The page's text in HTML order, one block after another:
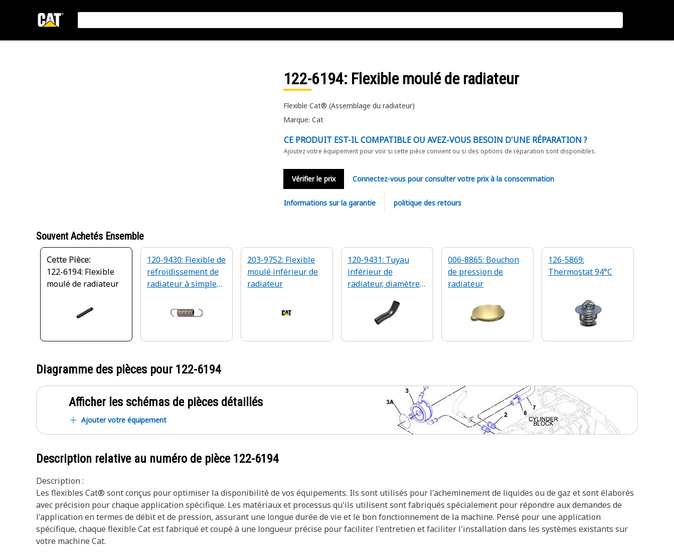
122-6194: Flexible moulé de radiateur
Flexible Cat® (Assemblage du radiateur)
Marque: Cat
CE PRODUIT EST-IL COMPATIBLE OU AVEZ-VOUS BESOIN D'UNE RÉPARATION ?
Ajoutez votre équipement pour voir si cette pièce convient ou si des options de réparation sont disponibles.
Vérifier le prix Connectez-vous pour consulter votre prix à la consommation
Informations sur la garantie politique des retours
Souvent Achetés Ensemble
Cette Pièce:
122-6194: Flexible
moulé de radiateur
120-9430: Flexible de
refroidissement de
radiateur à simple
203-9752: Flexible
moulé inférieur de
radiateur
120-9431: Tuyau
inférieur de
radiateur, diamètre
006-8865: Bouchon
de pression de
radiateur
126-5869:
Thermostat 94°C
Diagramme des pièces pour 122-6194
Afficher les schémas de pièces détaillés
Ajouter votre équipement
Description relative au numéro de pièce 122-6194
Description :
Les flexibles Cat® sont conçus pour optimiser la disponibilité de vos équipements. Ils sont utilisés pour l'acheminement de liquides ou de gaz et sont élaborés
avec précision pour chaque application spécifique. Les matériaux et processus qu'ils utilisent sont fabriqués spécialement pour répondre aux demandes de
l'application en termes de débit et de pression, assurant une longue durée de vie et le bon fonctionnement de la machine. Pensé pour une application
spécifique, chaque flexible Cat est fabriqué et coupé à une longueur précise pour faciliter l'entretien et faciliter l'installation dans les systèmes existants sur
votre machine Cat.